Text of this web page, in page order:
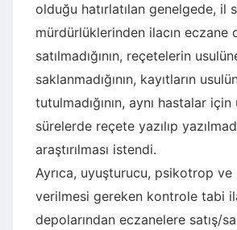
olduğu hatırlatılan genelgede, il
mürdürlüklerinden ilacın eczane
satılmadığının, reçetelerin
saklanmadığının, kayıtların
tutulmadığının, aynı hastalar
sürelerde reçete yazılıp
araştırılması istendi.
Ayrıca, uyuşturucu, psikotrop
verilmesi gereken kontrole tabi
depolarından eczanelere satış/